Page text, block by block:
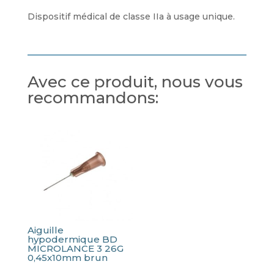
Dispositif médical de classe IIa à usage unique.
Avec ce produit, nous vous
recommandons:
Aiguille
hypodermique BD
MICROLANCE 3 26G
0,45x10mm brun